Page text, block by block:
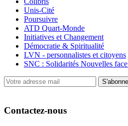
Unis-Cité
Poursuivre
ATD Quart-Monde
Initiatives et Changement
Démocratie & Spiritualité
LVN - personnalistes et citoyens
SNC : Solidarités Nouvelles
Contactez-nous